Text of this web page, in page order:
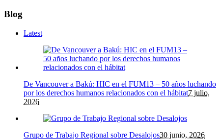
Blog
Latest
De Vancouver a Bakú: HIC en el FUM13 – 50 años luchando
por los derechos humanos relacionados con el hábitat7 julio,
2026
Grupo de Trabajo Regional sobre Desalojos30 junio, 2026